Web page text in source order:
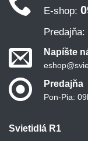
Svietidlá R1
E-shop:
Predajňa:
Napíšte
Predajňa
Pon-Pia: